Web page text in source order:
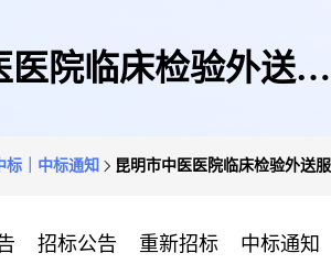
医院临床检验外送服
标｜中标通知 昆明市中医医院临床检验外送
招标公告 重新招标 中标通知